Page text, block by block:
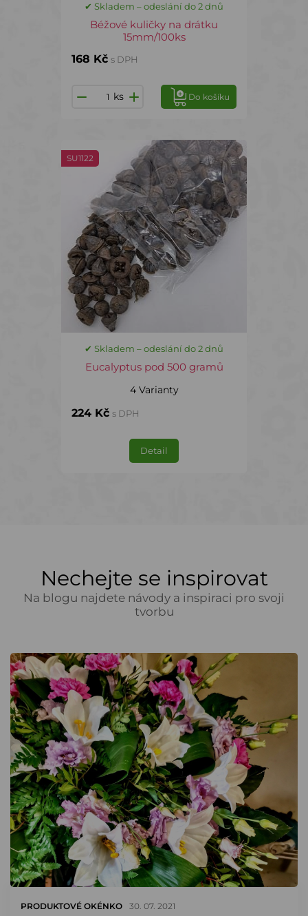
✔ Skladem – odeslání do 2 dnů
Béžové kuličky na drátku
15mm/100ks
168 Kč s DPH
ks Do košíku
SU1122
✔ Skladem – odeslání do 2 dnů
Eucalyptus pod 500 gramů
4 Varianty
224 Kč s DPH
Detail
Nechejte se inspirovat
Na blogu najdete návody a inspiraci pro svoji
tvorbu
PRODUKTOVÉ OKÉNKO 30. 07. 2021